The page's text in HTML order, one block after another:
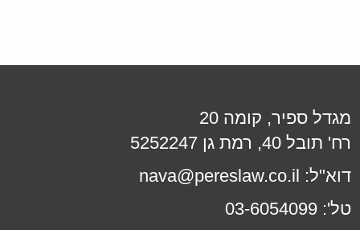
מגדל ספיר, קומה 20
רח' תובל 40, רמת גן 5252247
דוא"ל: nava@pereslaw.co.il
טל': 03-6054099